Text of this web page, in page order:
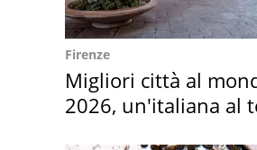
Firenze
Migliori città al
2026, un'italiana al